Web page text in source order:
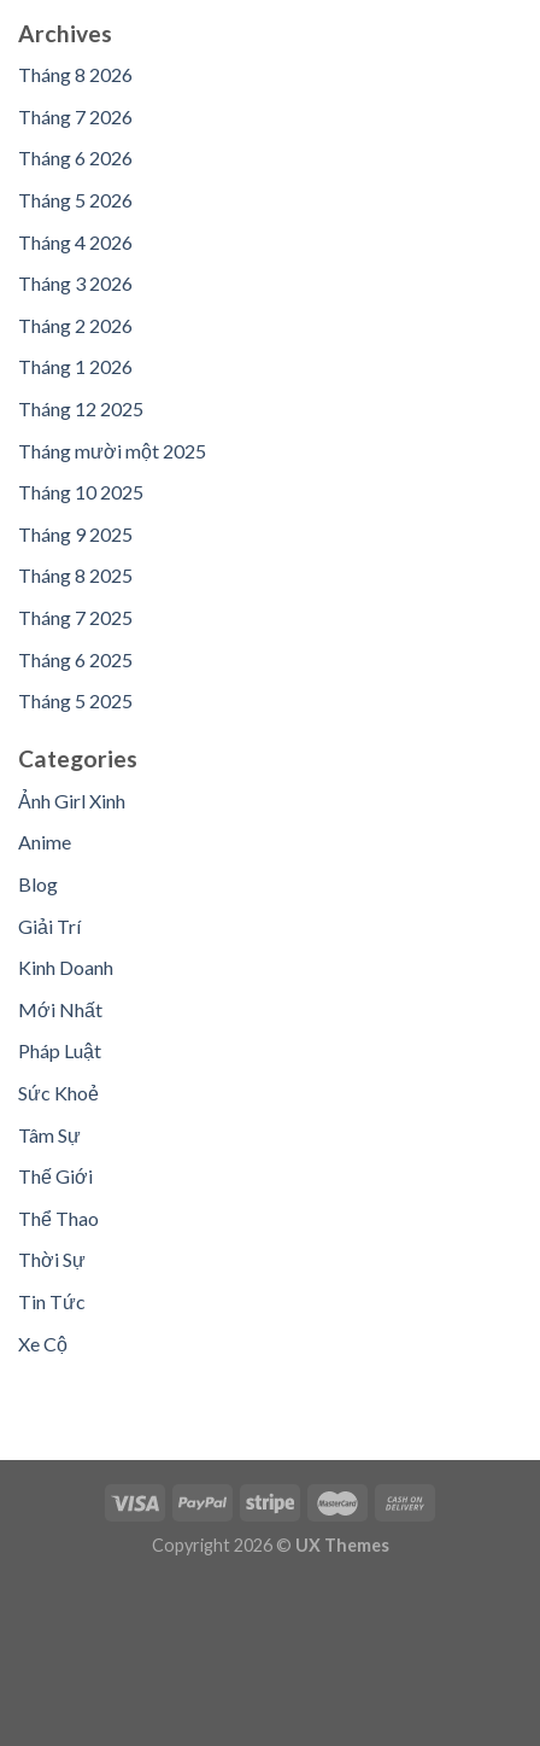
Archives
Tháng 8 2026
Tháng 7 2026
Tháng 6 2026
Tháng 5 2026
Tháng 4 2026
Tháng 3 2026
Tháng 2 2026
Tháng 1 2026
Tháng 12 2025
Tháng mười một 2025
Tháng 10 2025
Tháng 9 2025
Tháng 8 2025
Tháng 7 2025
Tháng 6 2025
Tháng 5 2025
Categories
Ảnh Girl Xinh
Anime
Blog
Giải Trí
Kinh Doanh
Mới Nhất
Pháp Luật
Sức Khoẻ
Tâm Sự
Thế Giới
Thể Thao
Thời Sự
Tin Tức
Xe Cộ
Copyright 2026 © UX Themes